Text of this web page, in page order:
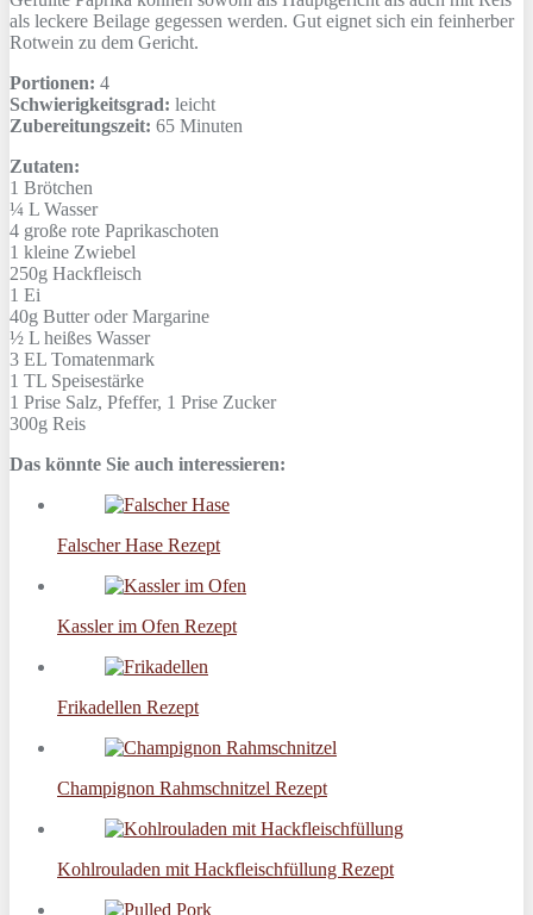
als leckere Beilage gegessen werden. Gut eignet sich ein feinherber
Rotwein zu dem Gericht.
Portionen: 4
Schwierigkeitsgrad: leicht
Zubereitungszeit: 65 Minuten
Zutaten:
1 Brötchen
¼ L Wasser
4 große rote Paprikaschoten
1 kleine Zwiebel
250g Hackfleisch
1 Ei
40g Butter oder Margarine
½ L heißes Wasser
3 EL Tomatenmark
1 TL Speisestärke
1 Prise Salz, Pfeffer, 1 Prise Zucker
300g Reis
Das könnte Sie auch interessieren:
Falscher Hase Rezept
Kassler im Ofen Rezept
Frikadellen Rezept
Champignon Rahmschnitzel Rezept
Kohlrouladen mit Hackfleischfüllung Rezept